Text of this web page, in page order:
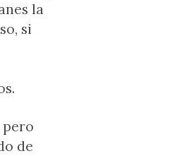
la
si
pero
de